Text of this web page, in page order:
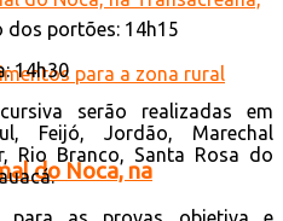
do Noca, na
dos portões: 14h15
14h30
serão realizadas em
Feijó, Jordão, Marechal
Rio Branco, Santa Rosa do